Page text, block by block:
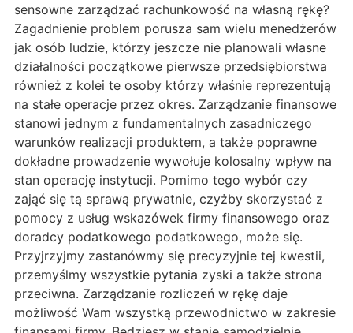
sensowne zarządzać rachunkowość na własną rękę?
Zagadnienie problem porusza sam wielu menedżerów
jak osób ludzie, którzy jeszcze nie planowali własne
działalności początkowe pierwsze przedsiębiorstwa
również z kolei te osoby którzy właśnie reprezentują
na stałe operacje przez okres. Zarządzanie finansowe
stanowi jednym z fundamentalnych zasadniczego
warunków realizacji produktem, a także poprawne
dokładne prowadzenie wywołuje kolosalny wpływ na
stan operację instytucji. Pomimo tego wybór czy
zająć się tą sprawą prywatnie, czyżby skorzystać z
pomocy z usług wskazówek firmy finansowego oraz
doradcy podatkowego podatkowego, może się.
Przyjrzyjmy zastanówmy się precyzyjnie tej kwestii,
przemyślmy wszystkie pytania zyski a także strona
przeciwna. Zarządzanie rozliczeń w rękę daje
możliwość Wam wszystką przewodnictwo w zakresie